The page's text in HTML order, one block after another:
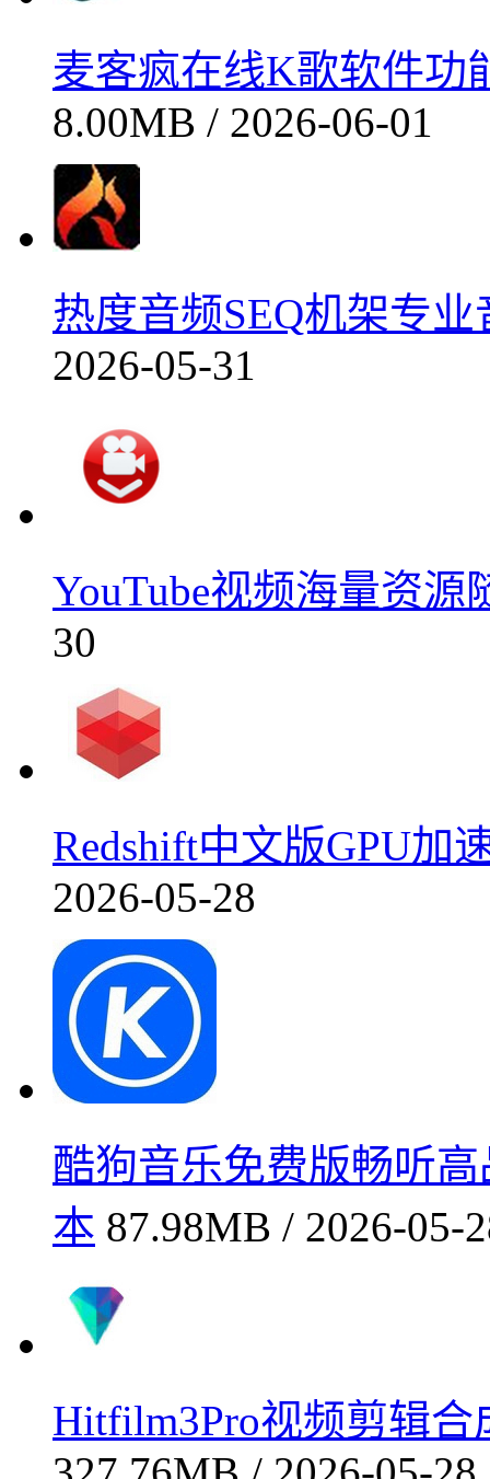
麦客疯在线K歌软件功
8.00MB / 2026-06-01
热度音频SEQ机架专
2026-05-31
YouTube视频海量资源
30
Redshift中文版GPU加
2026-05-28
酷狗音乐免费版畅听高
本 87.98MB / 2026-05-
Hitfilm3Pro视频剪辑合